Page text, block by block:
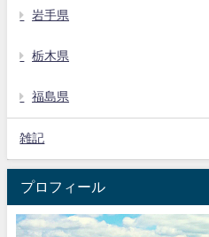
岩手県
栃木県
福島県
雑記
プロフィール